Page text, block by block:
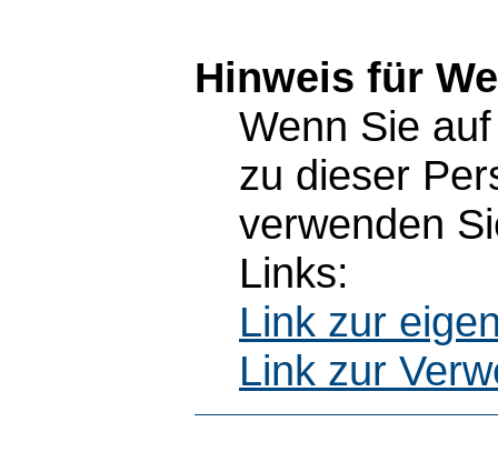
Hinweis für
Wenn Sie
zu dieser
verwenden
Links:
Link zur
Link zur